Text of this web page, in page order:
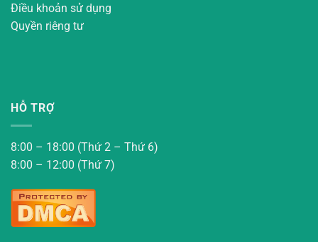
Điều khoản sử dụng
Quyền riêng tư
HỖ TRỢ
8:00 – 18:00 (Thứ 2 – Thứ 6)
8:00 – 12:00 (Thứ 7)